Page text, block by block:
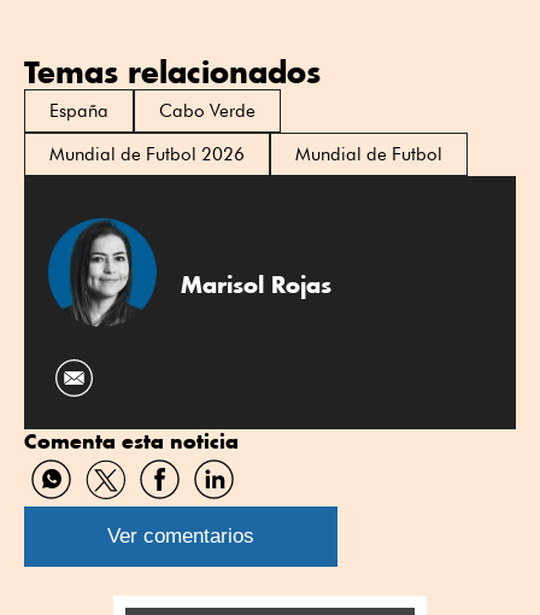
Temas relacionados
España
Cabo Verde
Mundial de Futbol 2026
Mundial de Futbol
Marisol Rojas
Comenta esta noticia
Compartir
por
WhatsApp
Compartir
por
Twitter
Compartir
por
Facebook
Compartir
por
Linkedin
Ver comentarios